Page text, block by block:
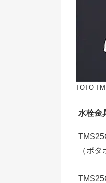
TOTO
水栓金
（ポ